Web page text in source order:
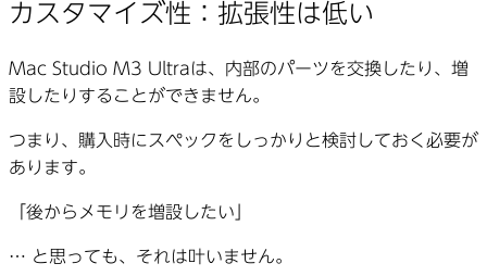
カスタマイズ性：拡張性は低い
Mac Studio M3 Ultraは、内部のパーツを交換したり、増
設したりすることができません。
つまり、購入時にスペックをしっかりと検討しておく必要が
あります。
「後からメモリを増設したい」
… と思っても、それは叶いません。